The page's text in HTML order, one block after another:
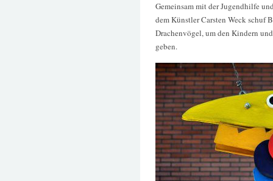
Gemeinsam mit der Jugendhilfe
dem Künstler Carsten Weck schuf
Drachenvögel, um den Kindern
geben.